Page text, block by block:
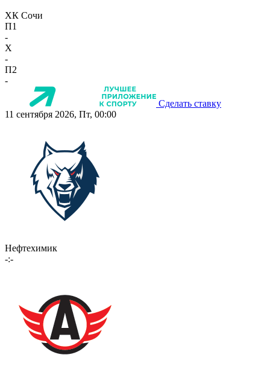
ХК Сочи
П1
-
X
-
П2
-
Сделать ставку
11 сентября 2026, Пт, 00:00
Нефтехимик
-:-